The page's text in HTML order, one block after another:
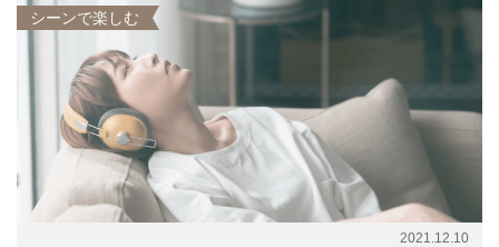
2021.12.10
シーンで楽しむ